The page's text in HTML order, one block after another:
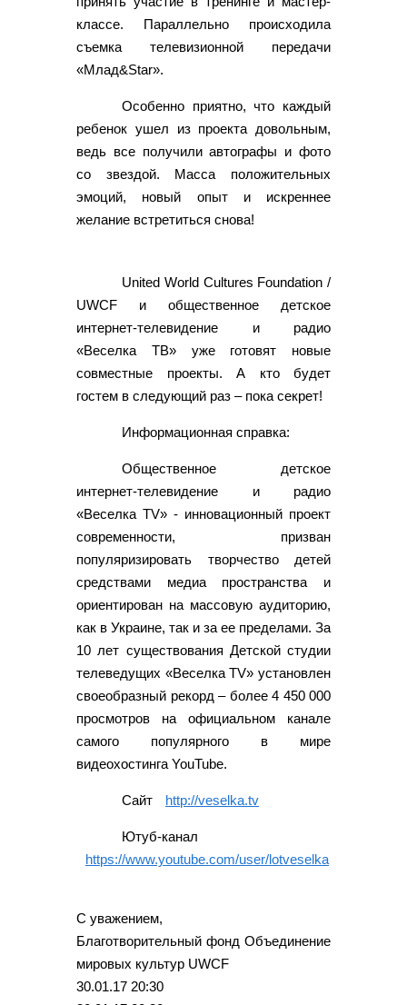
классе. Параллельно происходила
съемка телевизионной передачи
«Млад&Star».
Особенно приятно, что каждый
ребенок ушел из проекта довольным,
ведь все получили автографы и фото
со звездой. Масса положительных
эмоций, новый опыт и искреннее
желание встретиться снова!
United World Cultures Foundation /
UWCF и общественное детское
интернет-телевидение и радио
«Веселка ТВ» уже готовят новые
совместные проекты. А кто будет
гостем в следующий раз – пока секрет!
Информационная справка:
Общественное детское
интернет-телевидение и радио
«Веселка TV» - инновационный проект
современности, призван
популяризировать творчество детей
средствами медиа пространства и
ориентирован на массовую аудиторию,
как в Украине, так и за ее пределами. За
10 лет существования Детской студии
телеведущих «Веселка TV» установлен
своеобразный рекорд – более 4 450 000
просмотров на официальном канале
самого популярного в мире
видеохостинга YouTube.
Сайт http://veselka.tv
Ютуб-канал
https://www.youtube.com/user/lotveselka
С уважением,
Благотворительный фонд Объединение
мировых культур UWCF
30.01.17 20:30